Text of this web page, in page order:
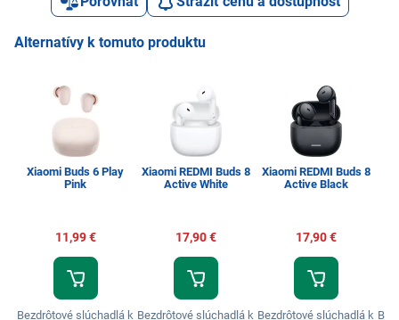
Alternatívy k tomuto produktu
Xiaomi Buds 6 Play
Pink
11,99 €
Bezdrôtové slúchadlá k
Xiaomi REDMI Buds 8
Active White
17,90 €
Bezdrôtové slúchadlá k
Xiaomi REDMI Buds 8
Active Black
17,90 €
Bezdrôtové slúchadlá k